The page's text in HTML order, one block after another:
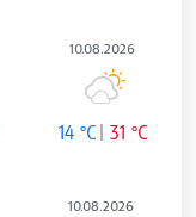
10.08.2026
14 °C 31 °C
10.08.2026